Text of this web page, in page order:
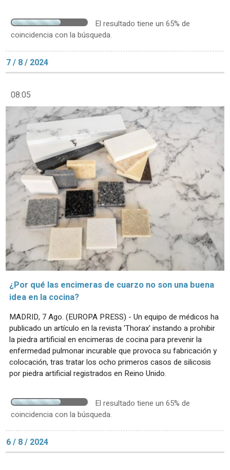
El resultado tiene un 65% de
coincidencia con la búsqueda.
7 / 8 / 2024
08:05
¿Por qué las encimeras de cuarzo no son una buena
idea en la cocina?
MADRID, 7 Ago. (EUROPA PRESS) - Un equipo de médicos ha
publicado un artículo en la revista 'Thorax' instando a prohibir
la piedra artificial en encimeras de cocina para prevenir la
enfermedad pulmonar incurable que provoca su fabricación y
colocación, tras tratar los ocho primeros casos de silicosis
por piedra artificial registrados en Reino Unido.
El resultado tiene un 65% de
coincidencia con la búsqueda.
6 / 8 / 2024